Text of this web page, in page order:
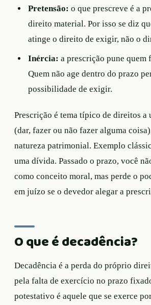
Pretensão: o que prescreve é a
direito material. Por isso se diz
atinge o direito de exigir, não o
Inércia: a prescrição pune quem
Quem não age dentro do prazo
possibilidade de exigir.
Prescrição é tema típico de direitos a
(dar, fazer ou não fazer alguma
natureza patrimonial. Exemplo
uma dívida. Passado o prazo, você
como conceito moral, mas perde o
em juízo se o devedor alegar a
O que é decadência?
Decadência é a perda do próprio
pela falta de exercício no prazo
potestativo é aquele que se exerce